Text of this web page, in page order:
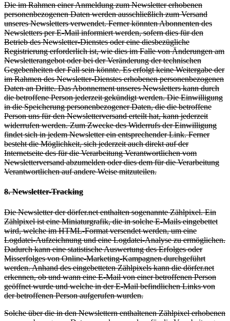
Die im Rahmen einer Anmeldung zum Newsletter erhobenen
personenbezogenen Daten werden ausschließlich zum Versand
unseres Newsletters verwendet. Ferner könnten Abonnenten des
Newsletters per E-Mail informiert werden, sofern dies für den
Betrieb des Newsletter-Dienstes oder eine diesbezügliche
Registrierung erforderlich ist, wie dies im Falle von Änderungen am
Newsletterangebot oder bei der Veränderung der technischen
Gegebenheiten der Fall sein könnte. Es erfolgt keine Weitergabe der
im Rahmen des Newsletter-Dienstes erhobenen personenbezogenen
Daten an Dritte. Das Abonnement unseres Newsletters kann durch
die betroffene Person jederzeit gekündigt werden. Die Einwilligung
in die Speicherung personenbezogener Daten, die die betroffene
Person uns für den Newsletterversand erteilt hat, kann jederzeit
widerrufen werden. Zum Zwecke des Widerrufs der Einwilligung
findet sich in jedem Newsletter ein entsprechender Link. Ferner
besteht die Möglichkeit, sich jederzeit auch direkt auf der
Internetseite des für die Verarbeitung Verantwortlichen vom
Newsletterversand abzumelden oder dies dem für die Verarbeitung
Verantwortlichen auf andere Weise mitzuteilen.
8. Newsletter-Tracking
Die Newsletter der dörfer.net enthalten sogenannte Zählpixel. Ein
Zählpixel ist eine Miniaturgrafik, die in solche E-Mails eingebettet
wird, welche im HTML-Format versendet werden, um eine
Logdatei-Aufzeichnung und eine Logdatei-Analyse zu ermöglichen.
Dadurch kann eine statistische Auswertung des Erfolges oder
Misserfolges von Online-Marketing-Kampagnen durchgeführt
werden. Anhand des eingebetteten Zählpixels kann die dörfer.net
erkennen, ob und wann eine E-Mail von einer betroffenen Person
geöffnet wurde und welche in der E-Mail befindlichen Links von
der betroffenen Person aufgerufen wurden.
Solche über die in den Newslettern enthaltenen Zählpixel erhobenen